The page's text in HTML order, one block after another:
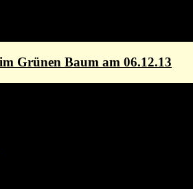
Grünen Baum am 06.12.13